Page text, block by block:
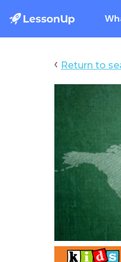
‹ Return to